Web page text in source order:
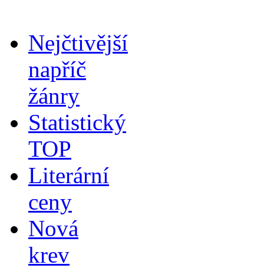
Nejčtivější
napříč
žánry
Statistický
TOP
Literární
ceny
Nová
krev